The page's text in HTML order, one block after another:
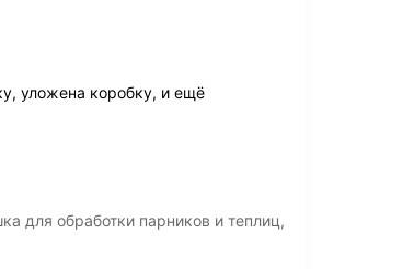
уложена коробку, и ещё
для обработки парников и теплиц,